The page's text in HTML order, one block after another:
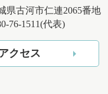
県古河市仁連2065番地
76-1511(代表)
クセス